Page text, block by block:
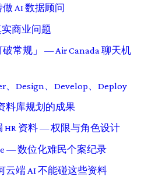
AI 数据顾问
商业问题
破常规」 — Air Canada 聊天机
、Design、Develop、Deploy
料库规划的成果
HR 资料 — 权限与角色设计
— 数位化难民个案纪录
云端 AI 不能碰这些资料